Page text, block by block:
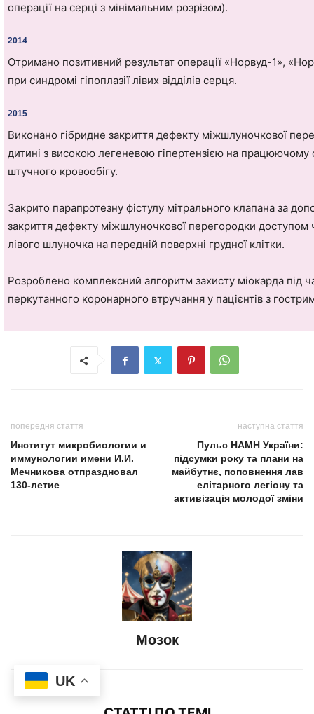
операції на серці з мінімальним розрізом).
2014
Отримано позитивний результат операції «Норвуд-1»,
при синдромі гіпоплазії лівих відділів серця.
2015
Виконано гібридне закриття дефекту міжшлуночкової
дитині з високою легеневою гіпертензією на працюючому
штучного кровообігу.
Закрито парапротезну фістулу мітрального клапана за
закриття дефекту міжшлуночкової перегородки доступом
лівого шлуночка на передній поверхні грудної клітки.
Розроблено комплексний алгоритм захисту міокарда під
перкутанного коронарного втручання у пацієнтів з
попередня стаття
Институт микробиологии и
иммунологии имени И.И.
Мечникова отпраздновал
130-летие
наступна стаття
Пульс НАМН України:
підсумки року та плани на
майбутнє, поповнення лав
елітарного легіону та
активізація молодої зміни
Мозок
UK